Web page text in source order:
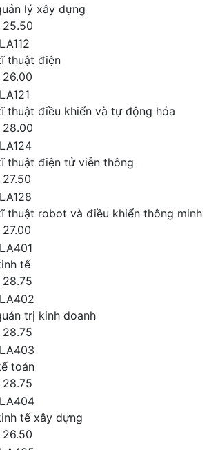
lý xây dựng
25.50
thuật điện
thuật điều khiển và tự động hóa
28.00
thuật điện tử viễn thông
thuật robot và điều khiển thông minh
tế
trị kinh doanh
toán
tế xây dựng